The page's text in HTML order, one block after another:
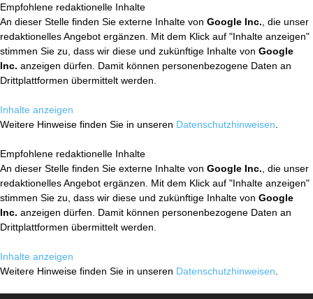
Empfohlene redaktionelle Inhalte
An dieser Stelle finden Sie externe Inhalte von Google Inc. , die unser
redaktionelles Angebot ergänzen. Mit dem Klick auf "Inhalte anzeigen"
stimmen Sie zu, dass wir diese und zukünftige Inhalte von Google
Inc. anzeigen dürfen. Damit können personenbezogene Daten an
Drittplattformen übermittelt werden.
Inhalte anzeigen
Weitere Hinweise finden Sie in unseren Datenschutzhinweisen
Empfohlene redaktionelle Inhalte
An dieser Stelle finden Sie externe Inhalte von Google Inc. , die unser
redaktionelles Angebot ergänzen. Mit dem Klick auf "Inhalte anzeigen"
stimmen Sie zu, dass wir diese und zukünftige Inhalte von Google
Inc. anzeigen dürfen. Damit können personenbezogene Daten an
Drittplattformen übermittelt werden.
Inhalte anzeigen
Weitere Hinweise finden Sie in unseren Datenschutzhinweisen